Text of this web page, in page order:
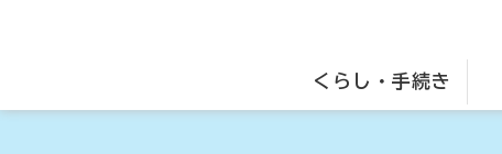
くらし・手続き